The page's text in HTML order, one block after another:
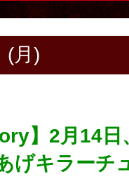
(月)
】2月14
げキラーチ